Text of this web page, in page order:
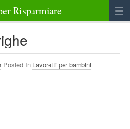
Risparmiare
Posted In Lavoretti per bambini